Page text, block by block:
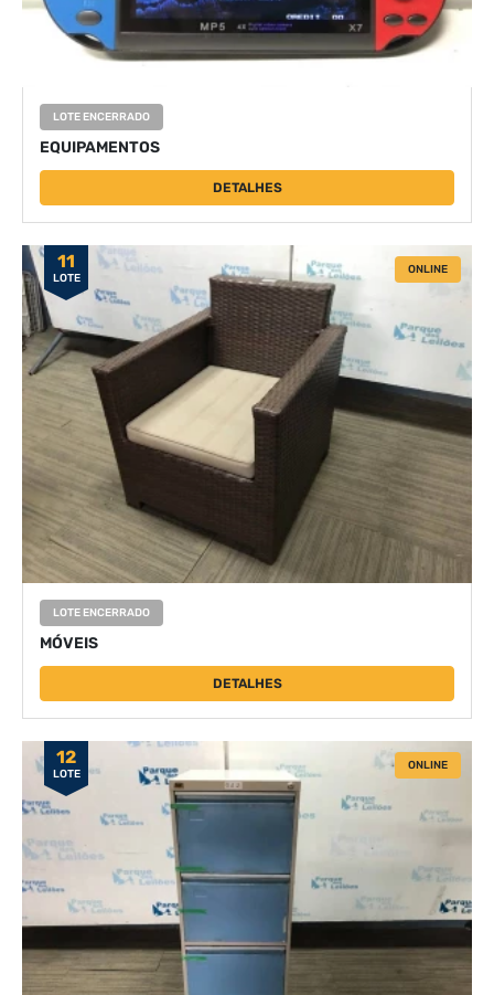
LOTE ENCERRADO
EQUIPAMENTOS
DETALHES
11
LOTE
ONLINE
LOTE ENCERRADO
MÓVEIS
DETALHES
12
LOTE
ONLINE